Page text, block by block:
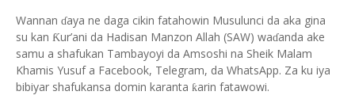
Wannan ɗaya ne daga cikin fatahowin Musulunci da aka gina
su kan Ƙur’ani da Hadisan Manzon Allah (SAW) waɗanda ake
samu a shafukan Tambayoyi da Amsoshi na Sheik Malam
Khamis Yusuf a Facebook, Telegram, da WhatsApp. Za ku iya
bibiyar shafukansa domin karanta ƙarin fatawowi.